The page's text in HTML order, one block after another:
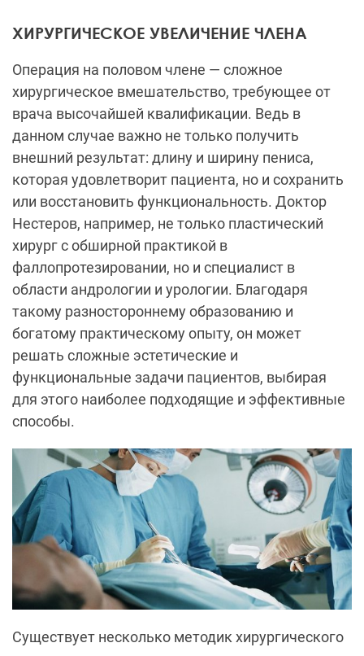
ХИРУРГИЧЕСКОЕ УВЕЛИЧЕНИЕ ЧЛЕНА
Операция на половом члене — сложное
хирургическое вмешательство, требующее от
врача высочайшей квалификации. Ведь в
данном случае важно не только получить
внешний результат: длину и ширину пениса,
которая удовлетворит пациента, но и сохранить
или восстановить функциональность. Доктор
Нестеров, например, не только пластический
хирург с обширной практикой в
фаллопротезировании, но и специалист в
области андрологии и урологии. Благодаря
такому разностороннему образованию и
богатому практическому опыту, он может
решать сложные эстетические и
функциональные задачи пациентов, выбирая
для этого наиболее подходящие и эффективные
способы.
Существует несколько методик хирургического